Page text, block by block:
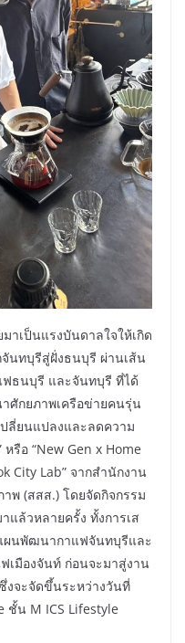
าเป็นแรงบันดาลใจให้เกิด
นทบุรีสู่ฝั่งธนบุรี ผ่านเส้น
ฟธนบุรี และจันทบุรี ที่ได้
ศักยภาพเครือข่ายคนรุ่น
ลี่ยนแปลงและลดความ
รือ “New Gen x Home
City Lab” จากสำนักงาน
พ (สสส.) โดยจัดกิจกรรม
ล้วหลายครั้ง ทั้งการเส
ผนพัฒนากาแฟจันทบุรีและ
เมืองจันท์ ก่อนจะมาสู่งาน
งจะจัดขึ้นระหว่างวันที่
ชั้น M ICS Lifestyle